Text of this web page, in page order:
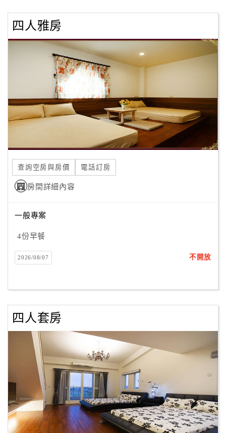
服
聯
上
客
紅
利
查
訂
房
Q&A
旅
卡
請
收
據
四人雅房
查詢空房與房價 電話訂房
房間詳細內容
一般專案
4份早餐
2026/08/07 不開放
四人套房